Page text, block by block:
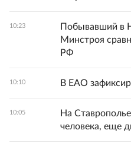
10:23
Побывавший в
Минстроя
РФ
10:10 В ЕАО
10:05
На
человека, еще